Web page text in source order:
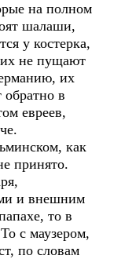
на полном
шалаши,
у костерка,
не пущают
их
в
евреев,
как
принято.
и внешним
то в
с маузером,
по словам